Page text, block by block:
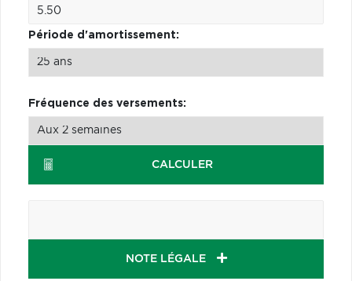
Période d'amortissement:
Fréquence des versements:
CALCULER
NOTE LÉGALE